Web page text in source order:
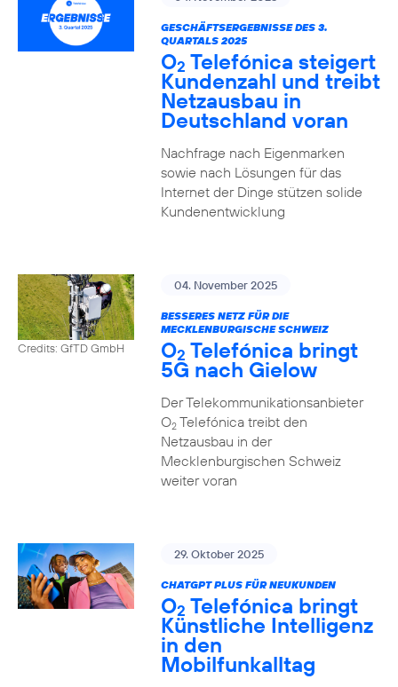
GESCHÄFTSERGEBNISSE DES 3.
QUARTALS 2025
O2 Telefónica steigert
Kundenzahl und treibt
Netzausbau in
Deutschland voran
Nachfrage nach Eigenmarken
sowie nach Lösungen für das
Internet der Dinge stützen solide
Kundenentwicklung
Credits: GfTD GmbH
04. November 2025
BESSERES NETZ FÜR DIE
MECKLENBURGISCHE SCHWEIZ
O2 Telefónica bringt
5G nach Gielow
Der Telekommunikationsanbieter
O2Telefónica treibt den
Netzausbau in der
Mecklenburgischen Schweiz
weiter voran
29. Oktober 2025
CHATGPT PLUS FÜR NEUKUNDEN
O2 Telefónica bringt
Künstliche Intelligenz
in den
Mobilfunkalltag